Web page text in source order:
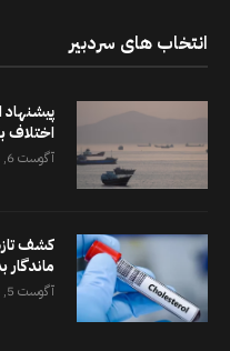
انتخاب های سردبیر
پیشنهاد
اختلاف
آگوست 6, 2026
کشف
ماندگار
آگوست 5, 2026